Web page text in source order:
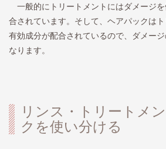
一般的にトリートメントにはダメージ
合されています。そして、ヘアパックは
有効成分が配合されているので、ダメー
なります。
リンス・トリートメ
クを使い分ける